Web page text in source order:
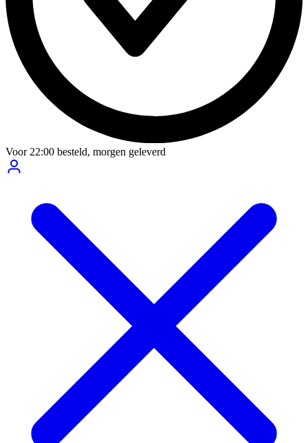
Voor22:00 besteld, morgen geleverd